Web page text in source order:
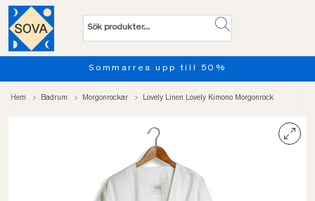
Sommarrea upp till 50%
Hem Badrum Morgonrockar Lovely Linen Lovely Kimono Morgonrock